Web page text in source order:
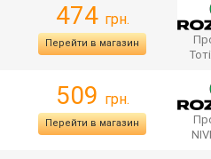
474 грн.
Перейти в магазин
509 грн.
Перейти в магазин